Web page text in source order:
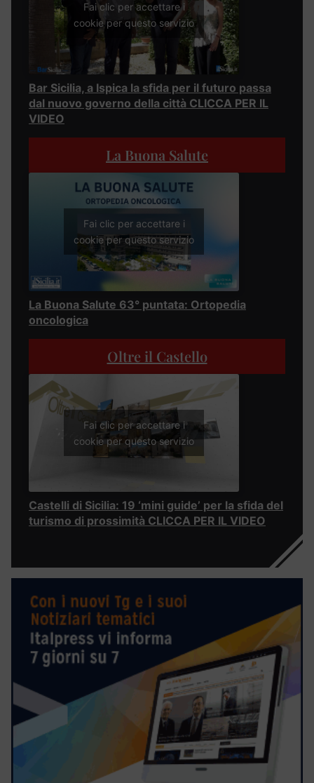
Fai clic per accettare i
cookie per questo servizio
Bar Sicilia, a Ispica la sfida per il futuro passa
dal nuovo governo della città CLICCA PER IL
VIDEO
La Buona Salute
Fai clic per accettare i
cookie per questo servizio
La Buona Salute 63° puntata: Ortopedia
oncologica
Oltre il Castello
Fai clic per accettare i
cookie per questo servizio
Castelli di Sicilia: 19 ‘mini guide’ per la sfida del
turismo di prossimità CLICCA PER IL VIDEO